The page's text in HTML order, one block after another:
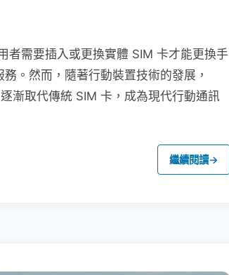
者需要插入或更換實體 SIM 卡才能更換手
。然而，隨著行動裝置技術的發展，
漸取代傳統 SIM 卡，成為現代行動通訊
繼續閱讀→